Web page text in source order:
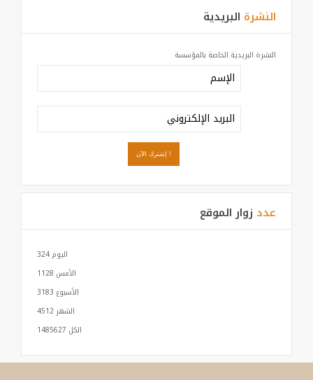
النشرة البريدية
النشرة البريدية الخاصة بالمؤسسة
عدد زوار الموقع
اليوم 324
الأمس 1128
الأسبوع 3183
الشهر 4512
الكل 1485627